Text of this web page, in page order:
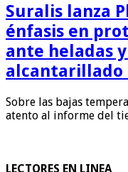
Suralis lanza
énfasis en
ante heladas
alcantarillado
Sobre las bajas
atento al informe del
LECTORES EN LINEA